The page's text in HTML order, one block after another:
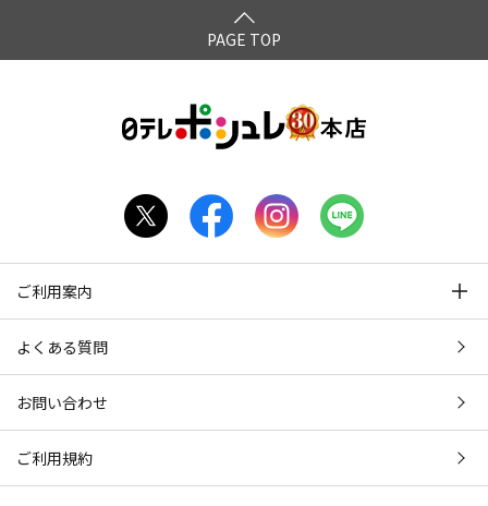
PAGE TOP
ご利用案内
よくある質問
お問い合わせ
ご利用規約